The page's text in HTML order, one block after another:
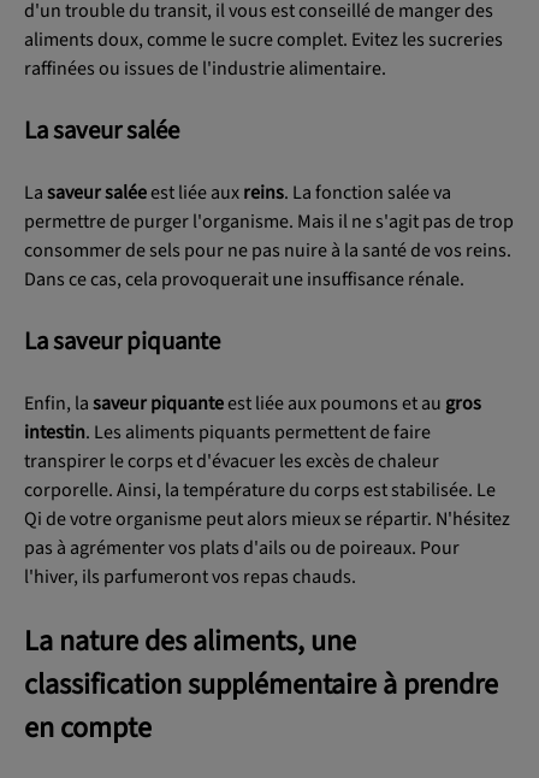
d'un trouble du transit, il vous est conseillé de manger des
aliments doux, comme le sucre complet. Evitez les sucreries
raffinées ou issues de l'industrie alimentaire.
La saveur salée
Lasaveur saléeest liée auxreins. La fonction salée va
permettre de purger l'organisme. Mais il ne s'agit pas de trop
consommer de sels pour ne pas nuire à la santé de vos reins.
Dans ce cas, cela provoquerait une insuffisance rénale.
La saveur piquante
Enfin, lasaveur piquanteest liée aux poumons et au gros
intestin. Les aliments piquants permettent de faire
transpirer le corps et d'évacuer les excès de chaleur
corporelle. Ainsi, la température du corps est stabilisée. Le
Qi de votre organisme peut alors mieux se répartir. N'hésitez
pas à agrémenter vos plats d'ails ou de poireaux. Pour
l'hiver, ils parfumeront vos repas chauds.
La nature des aliments, une
classification supplémentaire à prendre
en compte